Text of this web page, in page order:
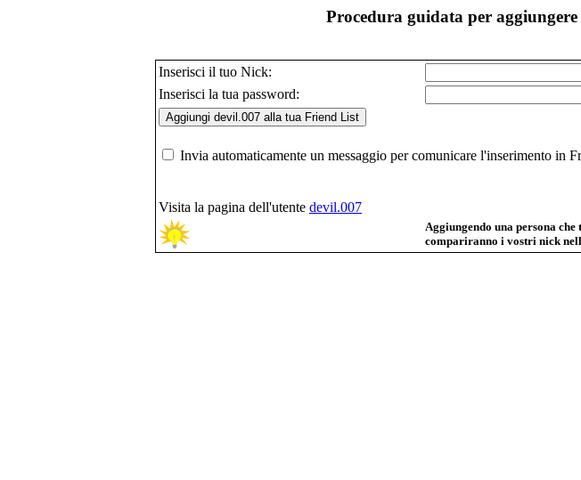
Procedura guidata per
Inserisci il tuo Nick:
Inserisci la tua password:
Invia automaticamente un messaggio per comunicare l'inserimento in
Visita la pagina dell'utente devil.007
Aggiungendo una persona
compariranno i vostri nick